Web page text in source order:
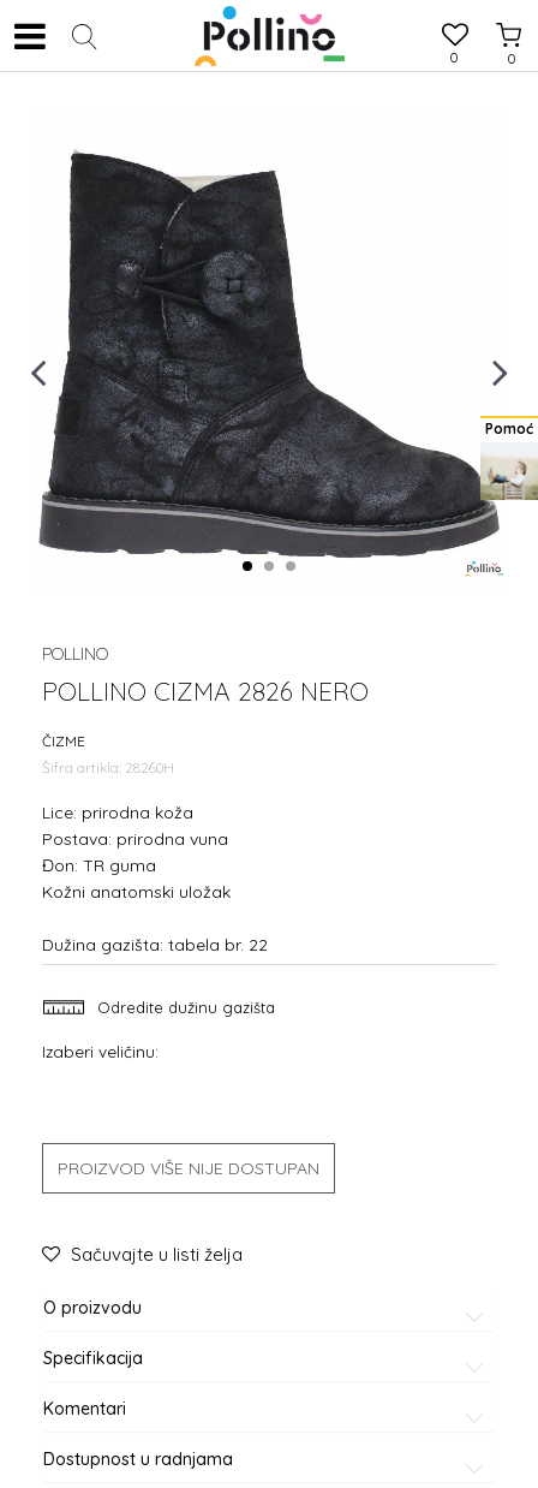
0
0
1 2 3
POLLINO
POLLINO CIZMA 2826 NERO
ČIZME
Šifra artikla: 28260H
Lice: prirodna koža
Postava: prirodna vuna
Đon: TR guma
Kožni anatomski uložak
Dužina gazišta: tabela br. 22
Odredite dužinu gazišta
Izaberi veličinu:
PROIZVOD VIŠE NIJE DOSTUPAN
Sačuvajte u listi želja
O proizvodu
Specifikacija
Komentari
Dostupnost u radnjama
Pomoć